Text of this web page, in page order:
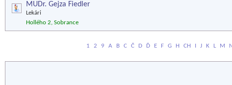
MUDr. Gejza Fiedler
Lekári
Hollého 2, Sobrance
1 2 9 A B C Č D Ď E F G H CH I J K L M